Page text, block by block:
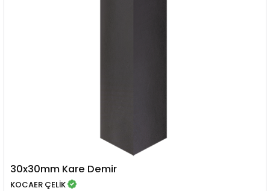
30x30mm Kare Demir
KOCAER ÇELİK